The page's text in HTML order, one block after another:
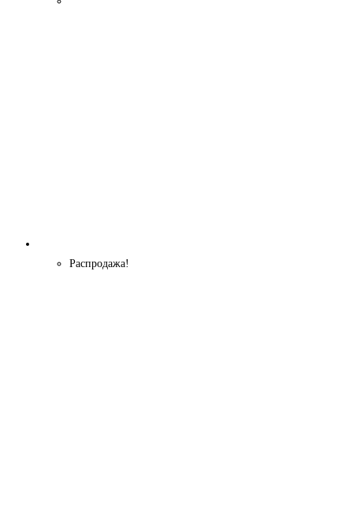
Распродажа!